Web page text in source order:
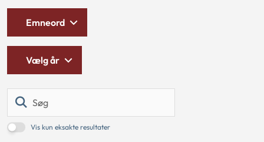
Vis kun eksakte resultater
Emneord
Vælg år